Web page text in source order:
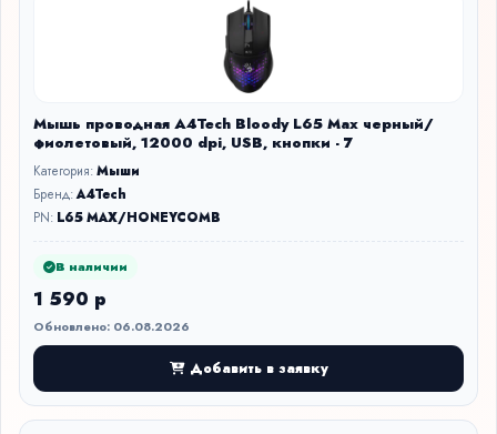
Мышь проводная A4Tech Bloody L65 Max черный/
фиолетовый, 12000 dpi, USB, кнопки - 7
Категория:Мыши
Бренд:A4Tech
PN: L65 MAX/HONEYCOMB
В наличии
1 590 р
Обновлено: 06.08.2026
Добавить в заявку